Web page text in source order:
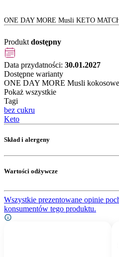
ONE DAY MORE Musli KETO
Produkt dostępny
Data przydatności: 30.01.2027
Dostępne warianty
ONE DAY MORE Musli
Pokaż wszystkie
Tagi
bez cukru
Keto
Skład i alergeny
Wartości odżywcze
Wszystkie prezentowane opinie
konsumentów tego produktu.